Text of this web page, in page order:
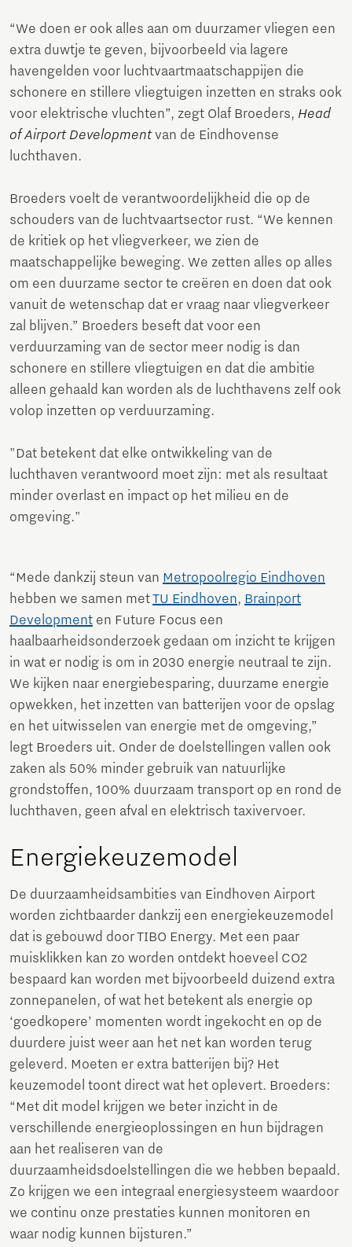
“We doen er ook alles aan om duurzamer vliegen een
extra duwtje te geven, bijvoorbeeld via lagere
havengelden voor luchtvaartmaatschappijen die
schonere en stillere vliegtuigen inzetten en straks ook
voor elektrische vluchten”, zegt Olaf Broeders, Head
of Airport Developmentvan de Eindhovense
luchthaven.
Broeders voelt de verantwoordelijkheid die op de
schouders van de luchtvaartsector rust. “We kennen
de kritiek op het vliegverkeer, we zien de
maatschappelijke beweging. We zetten alles op alles
om een duurzame sector te creëren en doen dat ook
vanuit de wetenschap dat er vraag naar vliegverkeer
zal blijven.” Broeders beseft dat voor een
verduurzaming van de sector meer nodig is dan
schonere en stillere vliegtuigen en dat die ambitie
alleen gehaald kan worden als de luchthavens zelf ook
volop inzetten op verduurzaming.
"Dat betekent dat elke ontwikkeling van de
luchthaven verantwoord moet zijn: met als resultaat
minder overlast en impact op het milieu en de
omgeving."
“Mede dankzij steun van Metropoolregio Eindhoven
hebben we samen metTU Eindhoven, Brainport
Development en Future Focus een
haalbaarheidsonderzoek gedaan om inzicht te krijgen
in wat er nodig is om in 2030 energie neutraal te zijn.
We kijken naar energiebesparing, duurzame energie
opwekken, het inzetten van batterijen voor de opslag
en het uitwisselen van energie met de omgeving,”
legt Broeders uit. Onder de doelstellingen vallen ook
zaken als 50% minder gebruik van natuurlijke
grondstoffen, 100% duurzaam transport op en rond de
luchthaven, geen afval en elektrisch taxivervoer.
Energiekeuzemodel
De duurzaamheidsambities van Eindhoven Airport
worden zichtbaarder dankzij een energiekeuzemodel
dat is gebouwd door TIBO Energy. Met een paar
muisklikken kan zo worden ontdekt hoeveel CO2
bespaard kan worden met bijvoorbeeld duizend extra
zonnepanelen, of wat het betekent als energie op
‘goedkopere’ momenten wordt ingekocht en op de
duurdere juist weer aan het net kan worden terug
geleverd. Moeten er extra batterijen bij? Het
keuzemodel toont direct wat het oplevert. Broeders:
“Met dit model krijgen we beter inzicht in de
verschillende energieoplossingen en hun bijdragen
aan het realiseren van de
duurzaamheidsdoelstellingen die we hebben bepaald.
Zo krijgen we een integraal energiesysteem waardoor
we continu onze prestaties kunnen monitoren en
waar nodig kunnen bijsturen.”